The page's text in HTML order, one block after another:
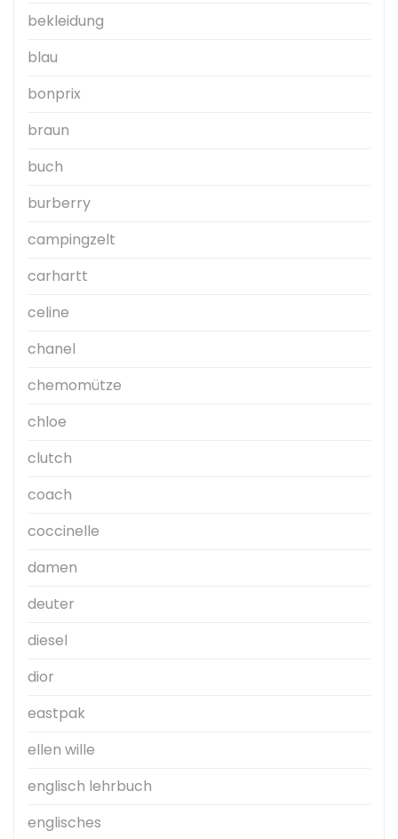
bekleidung
blau
bonprix
braun
buch
burberry
campingzelt
carhartt
celine
chanel
chemomütze
chloe
clutch
coach
coccinelle
damen
deuter
diesel
dior
eastpak
ellen wille
englisch lehrbuch
englisches